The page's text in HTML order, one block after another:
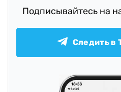
Подписывайтесь на
Следить в